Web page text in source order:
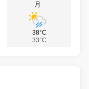
月
38°C
33°C